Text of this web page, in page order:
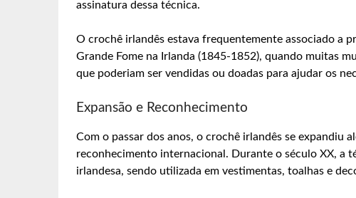
assinatura dessa técnica.
O crochê irlandês estava frequentemente associado a
Grande Fome na Irlanda (1845-1852), quando muitas
que poderiam ser vendidas ou doadas para ajudar os
Expansão e Reconhecimento
Com o passar dos anos, o crochê irlandês se expandiu
reconhecimento internacional. Durante o século XX, a
irlandesa, sendo utilizada em vestimentas, toalhas e